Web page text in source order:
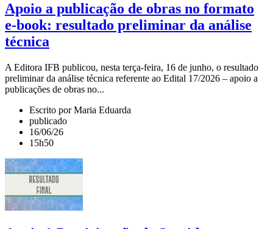
Apoio a publicação de obras no formato
e-book: resultado preliminar da análise
técnica
A Editora IFB publicou, nesta terça-feira, 16 de junho, o resultado
preliminar da análise técnica referente ao Edital 17/2026 – apoio a
publicações de obras no...
Escrito por Maria Eduarda
publicado
16/06/26
15h50